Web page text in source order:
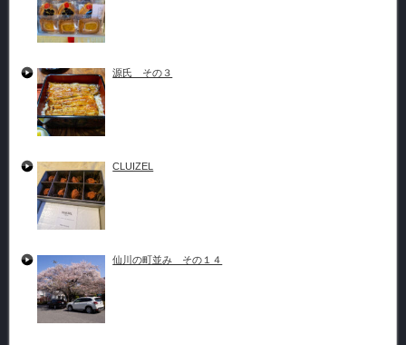
源氏 その３
CLUIZEL
仙川の町並み その１４